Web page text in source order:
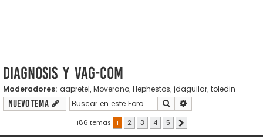
Diagnosis y VAG-COM
Moderadores: aapretel, Moverano, Hephestos, jdaguilar, toledin
Nuevo Tema Buscar
186 temas 1 2 3 4 5